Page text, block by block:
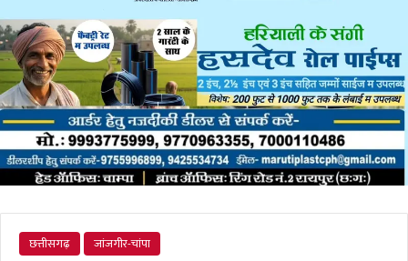
छत्तीसगढ़ जांजगीर-चांपा